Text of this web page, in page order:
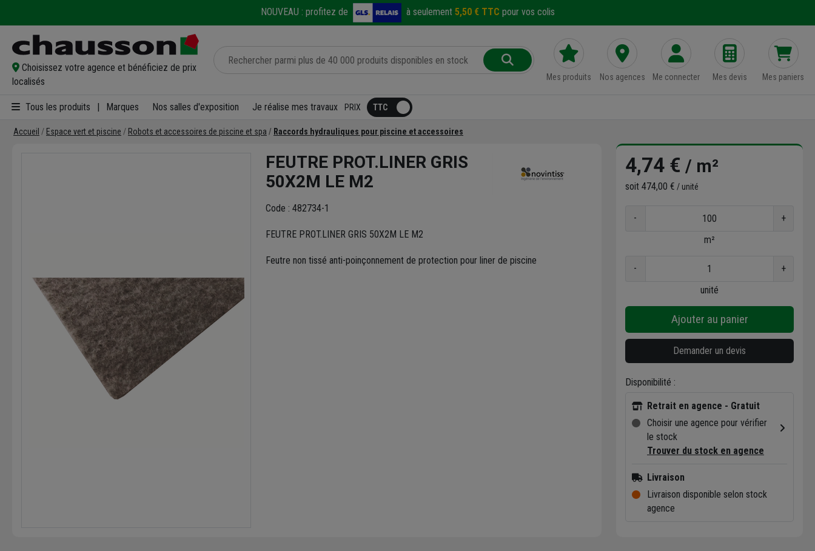
NOUVEAU : profitez de à seulement 5,50 € TTC pour vos colis
Choisissez votre agence et bénéficiez de prix
localisés
Mes produits Nos agences Me connecter Mes devis Mes paniers
Tous les produits Marques Nos salles d'exposition Je réalise mes travaux PRIX
Accueil Espace vert et piscine Robots et accessoires de piscine et spa Raccords hydrauliques pour piscine et accessoires
FEUTRE PROT.LINER GRIS
50X2M LE M2
Code : 482734-1
FEUTRE PROT.LINER GRIS 50X2M LE M2
Feutre non tissé anti-poinçonnement de protection pour liner de piscine
4,74 € / m²
soit 474,00 € / unité
-
+
m²
-
+
unité
Ajouter au panier
Demander un devis
Disponibilité :
Retrait en agence - Gratuit
Choisir une agence pour vérifier
le stock
Trouver du stock en agence
Livraison
Livraison disponible selon stock
agence